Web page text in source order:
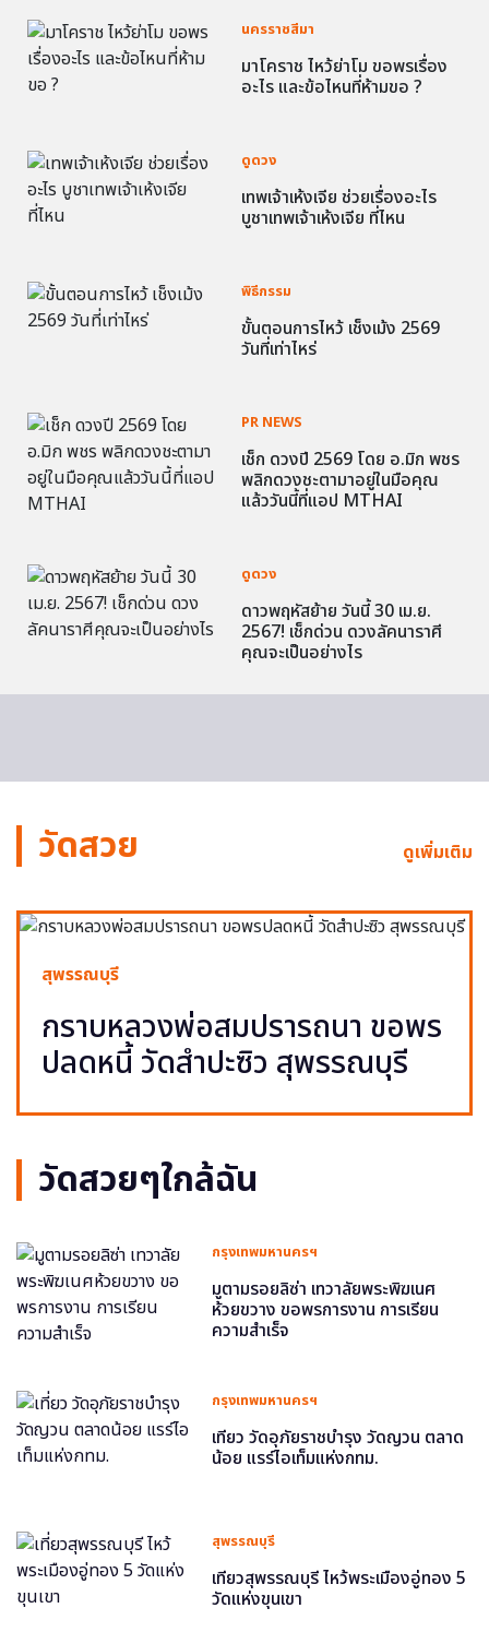
นครราชสีมา
มาโคราช ไหว้ย่าโม ขอพรเรื่อง
อะไร และข้อไหนที่ห้ามขอ ?
ดูดวง
เทพเจ้าเห้งเจีย ช่วยเรื่องอะไร
บูชาเทพเจ้าเห้งเจีย ที่ไหน
พิธีกรรม
ขั้นตอนการไหว้ เช็งเม้ง 2569
วันที่เท่าไหร่
PR NEWS
เช็ก ดวงปี 2569 โดย อ.มิก พชร
พลิกดวงชะตามาอยู่ในมือคุณ
แล้ววันนี้ที่แอป MTHAI
ดูดวง
ดาวพฤหัสย้าย วันนี้ 30 เม.ย.
2567! เช็กด่วน ดวงลัคนาราศี
คุณจะเป็นอย่างไร
วัดสวย ดูเพิ่มเติม
สุพรรณบุรี
กราบหลวงพ่อสมปรารถนา ขอพร
ปลดหนี้ วัดสำปะซิว สุพรรณบุรี
วัดสวยๆใกล้ฉัน
กรุงเทพมหานครฯ
มูตามรอยลิซ่า เทวาลัยพระพิฆเนศ
ห้วยขวาง ขอพรการงาน การเรียน
ความสำเร็จ
กรุงเทพมหานครฯ
เที่ยว วัดอุภัยราชบำรุง วัดญวน ตลาด
น้อย แรร์ไอเท็มแห่งกทม.
สุพรรณบุรี
เที่ยวสุพรรณบุรี ไหว้พระเมืองอู่ทอง 5
วัดแห่งขุนเขา